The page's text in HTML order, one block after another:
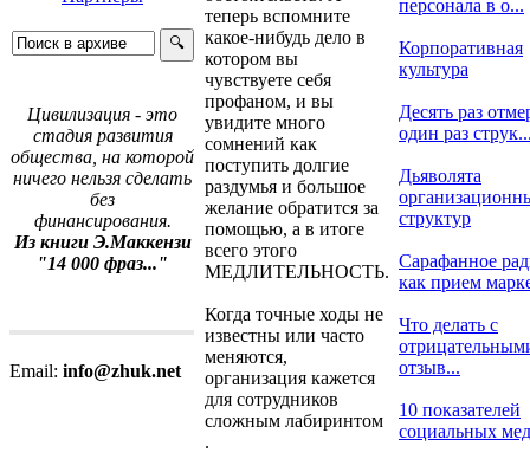
Цивилизация - это
стадия развития
общества, на которой
ничего нельзя сделать
без
финансирования.
Из книги Э.Маккензи
"14 000 фраз..."
Email: info@zhuk.net
теперь вспомните
какое-нибудь дело в
котором вы
чувствуете себя
профаном, и вы
увидите много
сомнений как
поступить долгие
раздумья и большое
желание обратится за
помощью, а в итоге
всего этого
МЕДЛИТЕЛЬНОСТЬ.
Когда точные ходы не
известны или часто
меняются,
организация кажется
для сотрудников
сложным лабиринтом
.
персонала в о...
Корпоративная
культура
Десять раз
один раз
Дьяволята
структур
Сарафанное
как прием
Что делать с
отзыв...
10 показателей
социальных